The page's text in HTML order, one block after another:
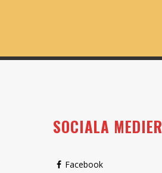
SOCIALA MEDIER
Facebook